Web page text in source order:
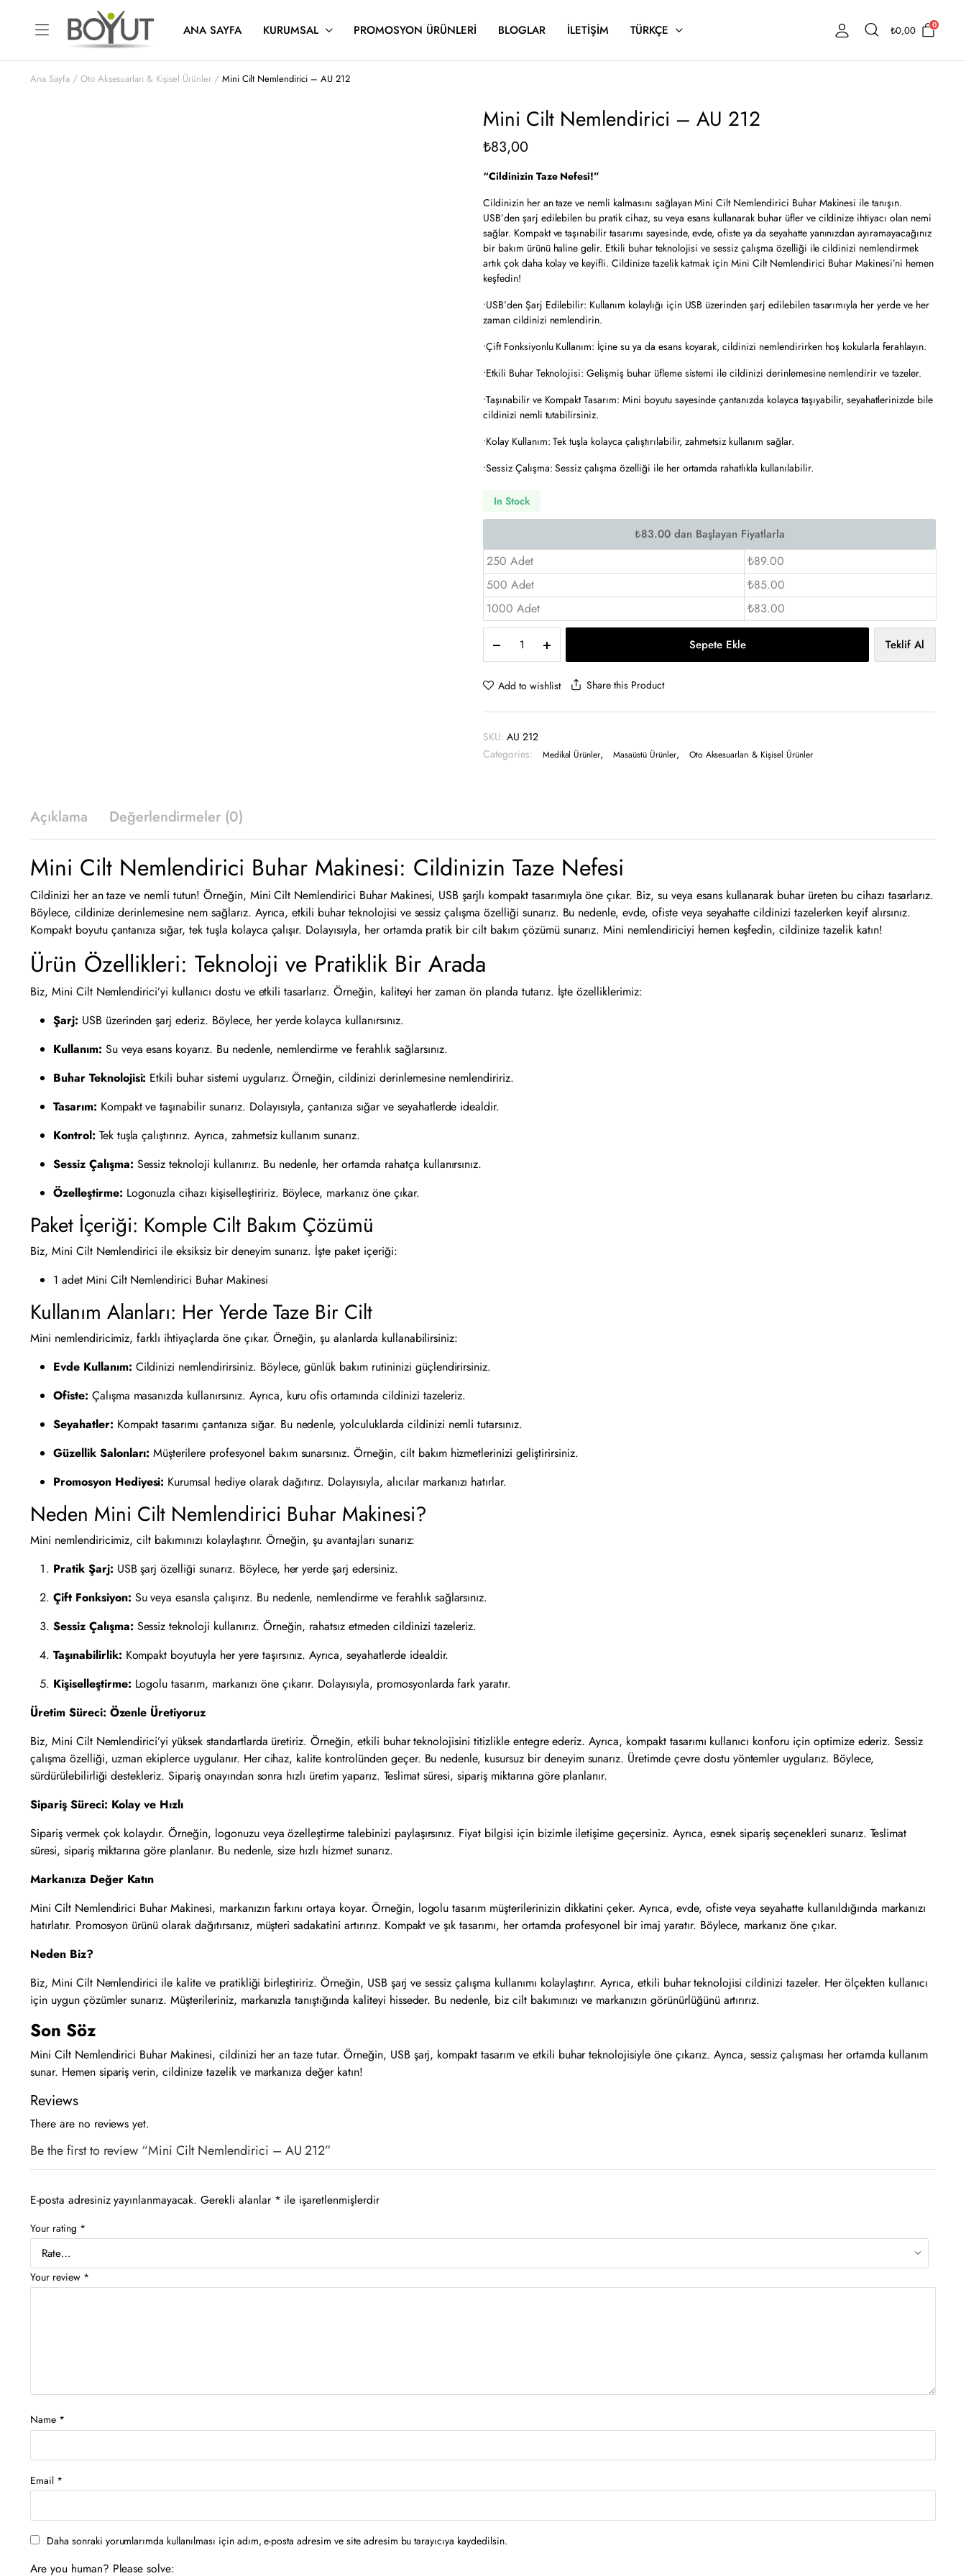
ANA SAYFA KURUMSAL PROMOSYON ÜRÜNLERI BLOGLAR İLETIŞIM TÜRKÇE ₺0,00 0
Ana Sayfa Oto Aksesuarları & Kişisel Ürünler Mini Cilt Nemlendirici – AU 212
Mini Cilt Nemlendirici – AU 212
₺83,00
“Cildinizin Taze Nefesi!”
Cildinizin her an taze ve nemli kalmasını sağlayan Mini Cilt Nemlendirici Buhar Makinesi ile tanışın.
USB’den şarj edilebilen bu pratik cihaz, su veya esans kullanarak buhar üfler ve cildinize ihtiyacı olan nemi
sağlar. Kompakt ve taşınabilir tasarımı sayesinde, evde, ofiste ya da seyahatte yanınızdan ayıramayacağınız
bir bakım ürünü haline gelir. Etkili buhar teknolojisi ve sessiz çalışma özelliği ile cildinizi nemlendirmek
artık çok daha kolay ve keyifli. Cildinize tazelik katmak için Mini Cilt Nemlendirici Buhar Makinesi’ni hemen
keşfedin!
•USB’den Şarj Edilebilir: Kullanım kolaylığı için USB üzerinden şarj edilebilen tasarımıyla her yerde ve her
zaman cildinizi nemlendirin.
•Çift Fonksiyonlu Kullanım: İçine su ya da esans koyarak, cildinizi nemlendirirken hoş kokularla ferahlayın.
•Etkili Buhar Teknolojisi: Gelişmiş buhar üfleme sistemi ile cildinizi derinlemesine nemlendirir ve tazeler.
•Taşınabilir ve Kompakt Tasarım: Mini boyutu sayesinde çantanızda kolayca taşıyabilir, seyahatlerinizde bile
cildinizi nemli tutabilirsiniz.
•Kolay Kullanım: Tek tuşla kolayca çalıştırılabilir, zahmetsiz kullanım sağlar.
•Sessiz Çalışma: Sessiz çalışma özelliği ile her ortamda rahatlıkla kullanılabilir.
In Stock
250 Adet
₺89.00
500 Adet
₺85.00
1000 Adet
₺83.00
Nemlendirici
212
Sepete Ekle Teklif Al
Add to wishlist Share this Product
SKU: AU 212
Categories:
Medikal Ürünler, Masaüstü Ürünler, Oto Aksesuarları & Kişisel Ürünler
Açıklama Değerlendirmeler (0)
Mini Cilt Nemlendirici Buhar Makinesi: Cildinizin Taze Nefesi
Cildinizi her an taze ve nemli tutun! Örneğin, Mini Cilt Nemlendirici Buhar Makinesi, USB şarjlı kompakt tasarımıyla öne çıkar. Biz, su veya esans kullanarak buhar üreten bu cihazı tasarlarız.
Böylece, cildinize derinlemesine nem sağlarız. Ayrıca, etkili buhar teknolojisi ve sessiz çalışma özelliği sunarız. Bu nedenle, evde, ofiste veya seyahatte cildinizi tazelerken keyif alırsınız.
Kompakt boyutu çantanıza sığar, tek tuşla kolayca çalışır. Dolayısıyla, her ortamda pratik bir cilt bakım çözümü sunarız. Mini nemlendiriciyi hemen keşfedin, cildinize tazelik katın!
Ürün Özellikleri: Teknoloji ve Pratiklik Bir Arada
Biz, Mini Cilt Nemlendirici’yi kullanıcı dostu ve etkili tasarlarız. Örneğin, kaliteyi her zaman ön planda tutarız. İşte özelliklerimiz:
Şarj: USB üzerinden şarj ederiz. Böylece, her yerde kolayca kullanırsınız.
Kullanım: Su veya esans koyarız. Bu nedenle, nemlendirme ve ferahlık sağlarsınız.
Buhar Teknolojisi: Etkili buhar sistemi uygularız. Örneğin, cildinizi derinlemesine nemlendiririz.
Tasarım: Kompakt ve taşınabilir sunarız. Dolayısıyla, çantanıza sığar ve seyahatlerde idealdir.
Kontrol: Tek tuşla çalıştırırız. Ayrıca, zahmetsiz kullanım sunarız.
Sessiz Çalışma: Sessiz teknoloji kullanırız. Bu nedenle, her ortamda rahatça kullanırsınız.
Özelleştirme: Logonuzla cihazı kişiselleştiririz. Böylece, markanız öne çıkar.
Paket İçeriği: Komple Cilt Bakım Çözümü
Biz, Mini Cilt Nemlendirici ile eksiksiz bir deneyim sunarız. İşte paket içeriği:
1 adet Mini Cilt Nemlendirici Buhar Makinesi
Kullanım Alanları: Her Yerde Taze Bir Cilt
Mini nemlendiricimiz, farklı ihtiyaçlarda öne çıkar. Örneğin, şu alanlarda kullanabilirsiniz:
Evde Kullanım: Cildinizi nemlendirirsiniz. Böylece, günlük bakım rutininizi güçlendirirsiniz.
Ofiste: Çalışma masanızda kullanırsınız. Ayrıca, kuru ofis ortamında cildinizi tazeleriz.
Seyahatler: Kompakt tasarımı çantanıza sığar. Bu nedenle, yolculuklarda cildinizi nemli tutarsınız.
Güzellik Salonları: Müşterilere profesyonel bakım sunarsınız. Örneğin, cilt bakım hizmetlerinizi geliştirirsiniz.
Promosyon Hediyesi: Kurumsal hediye olarak dağıtırız. Dolayısıyla, alıcılar markanızı hatırlar.
Neden Mini Cilt Nemlendirici Buhar Makinesi?
Mini nemlendiricimiz, cilt bakımınızı kolaylaştırır. Örneğin, şu avantajları sunarız:
Pratik Şarj: USB şarj özelliği sunarız. Böylece, her yerde şarj edersiniz.
Çift Fonksiyon: Su veya esansla çalışırız. Bu nedenle, nemlendirme ve ferahlık sağlarsınız.
Sessiz Çalışma: Sessiz teknoloji kullanırız. Örneğin, rahatsız etmeden cildinizi tazeleriz.
Taşınabilirlik: Kompakt boyutuyla her yere taşırsınız. Ayrıca, seyahatlerde idealdir.
Kişiselleştirme: Logolu tasarım, markanızı öne çıkarır. Dolayısıyla, promosyonlarda fark yaratır.
Üretim Süreci: Özenle Üretiyoruz
Biz, Mini Cilt Nemlendirici’yi yüksek standartlarda üretiriz. Örneğin, etkili buhar teknolojisini titizlikle entegre ederiz. Ayrıca, kompakt tasarımı kullanıcı konforu için optimize ederiz. Sessiz
çalışma özelliği, uzman ekiplerce uygulanır. Her cihaz, kalite kontrolünden geçer. Bu nedenle, kusursuz bir deneyim sunarız. Üretimde çevre dostu yöntemler uygularız. Böylece,
sürdürülebilirliği destekleriz. Sipariş onayından sonra hızlı üretim yaparız. Teslimat süresi, sipariş miktarına göre planlanır.
Sipariş Süreci: Kolay ve Hızlı
Sipariş vermek çok kolaydır. Örneğin, logonuzu veya özelleştirme talebinizi paylaşırsınız. Fiyat bilgisi için bizimle iletişime geçersiniz. Ayrıca, esnek sipariş seçenekleri sunarız. Teslimat
süresi, sipariş miktarına göre planlanır. Bu nedenle, size hızlı hizmet sunarız.
Markanıza Değer Katın
Mini Cilt Nemlendirici Buhar Makinesi, markanızın farkını ortaya koyar. Örneğin, logolu tasarım müşterilerinizin dikkatini çeker. Ayrıca, evde, ofiste veya seyahatte kullanıldığında markanızı
hatırlatır. Promosyon ürünü olarak dağıtırsanız, müşteri sadakatini artırırız. Kompakt ve şık tasarımı, her ortamda profesyonel bir imaj yaratır. Böylece, markanız öne çıkar.
Neden Biz?
Biz, Mini Cilt Nemlendirici ile kalite ve pratikliği birleştiririz. Örneğin, USB şarj ve sessiz çalışma kullanımı kolaylaştırır. Ayrıca, etkili buhar teknolojisi cildinizi tazeler. Her ölçekten kullanıcı
için uygun çözümler sunarız. Müşterileriniz, markanızla tanıştığında kaliteyi hisseder. Bu nedenle, biz cilt bakımınızı ve markanızın görünürlüğünü artırırız.
Son Söz
Mini Cilt Nemlendirici Buhar Makinesi, cildinizi her an taze tutar. Örneğin, USB şarj, kompakt tasarım ve etkili buhar teknolojisiyle öne çıkarız. Ayrıca, sessiz çalışması her ortamda kullanım
sunar. Hemen sipariş verin, cildinize tazelik ve markanıza değer katın!
Reviews
There are no reviews yet.
Be the first to review “Mini Cilt Nemlendirici – AU 212”
E-posta adresiniz yayınlanmayacak. Gerekli alanlar * ile işaretlenmişlerdir
Your rating *
Your review *
Name *
Email *
Daha sonraki yorumlarımda kullanılması için adım, e-posta adresim ve site adresim bu tarayıcıya kaydedilsin.
Are you human? Please solve: